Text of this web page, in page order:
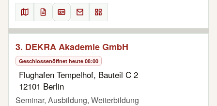
3. DEKRA Akademie GmbH
Geschlossenöffnet heute 08:00
Flughafen Tempelhof, Bauteil C 2
12101 Berlin
Seminar, Ausbildung, Weiterbildung